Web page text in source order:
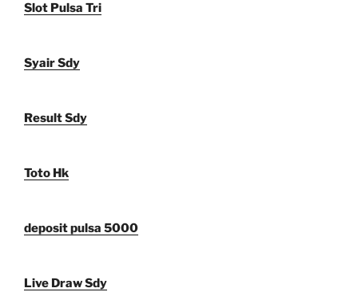
Slot Pulsa Tri
Syair Sdy
Result Sdy
Toto Hk
deposit pulsa 5000
Live Draw Sdy